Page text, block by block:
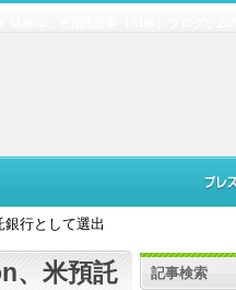
行として選出
、米預託
記事検索